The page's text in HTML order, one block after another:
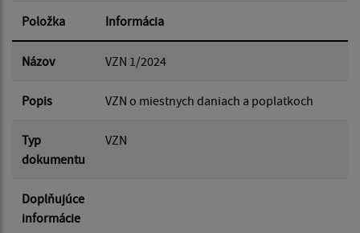
Dátum zverejnenia do:
Platnosť od:
Platnosť do:
Položka Informácia
Názov VZN 1/2024
Popis VZN o miestnych daniach a poplatkoch
Typ
dokumentu
VZN
Doplňujúce
informácie